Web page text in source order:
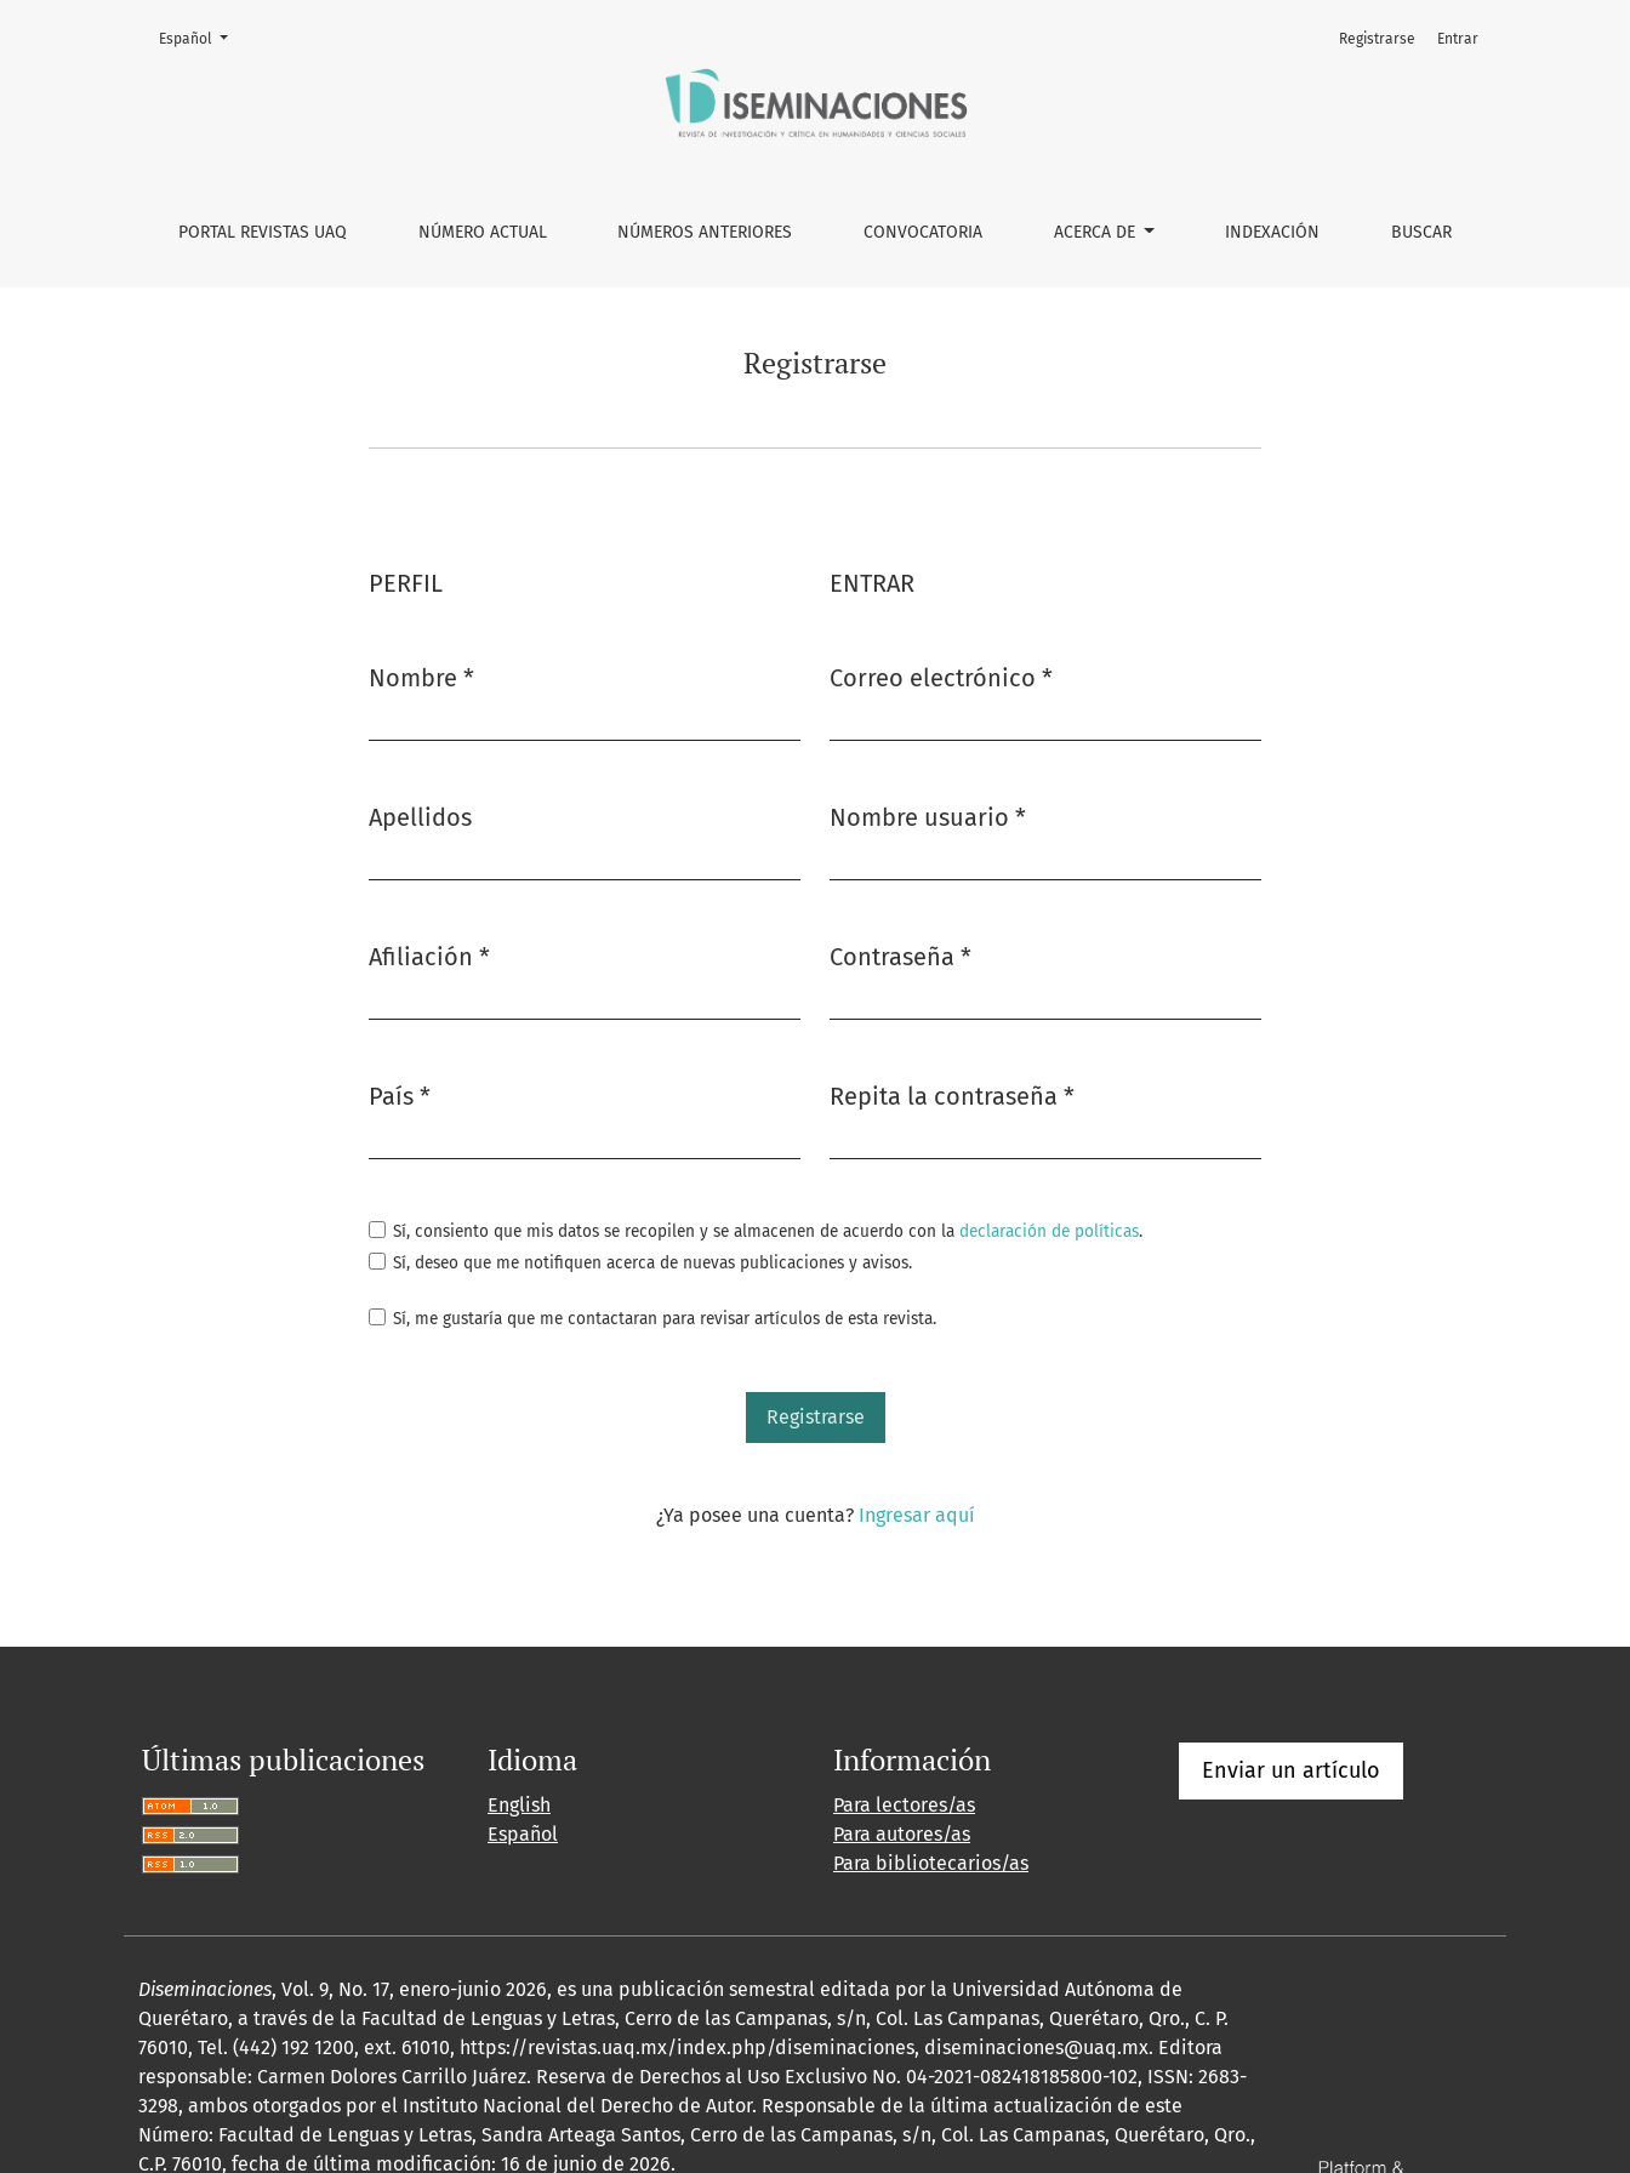
Registrarse
PORTAL REVISTAS UAQ NÚMERO ACTUAL NÚMEROS ANTERIORES CONVOCATORIA ACERCA DE INDEXACIÓN BUSCAR
Registrarse Entrar
Cambiar el idioma. El actual es:
Español
Registrarse
PERFIL
Nombre *
Apellidos
Afiliación *
País *
ENTRAR
Correo electrónico *
Nombre usuario *
Contraseña *
Repita la contraseña *
Sí, consiento que mis datos se recopilen y se almacenen de acuerdo con la declaración de políticas.
Sí, deseo que me notifiquen acerca de nuevas publicaciones y avisos.
Sí, me gustaría que me contactaran para revisar artículos de esta revista.
Registrarse
¿Ya posee una cuenta? Ingresar aquí
Últimas publicaciones Idioma
English
Español
Información
Para lectores/as
Para autores/as
Para bibliotecarios/as
Enviar un artículo
Diseminaciones, Vol. 9, No. 17, enero-junio 2026, es una publicación semestral editada por la Universidad Autónoma de
Querétaro, a través de la Facultad de Lenguas y Letras, Cerro de las Campanas, s/n, Col. Las Campanas, Querétaro, Qro., C. P.
76010, Tel. (442) 192 1200, ext. 61010, https://revistas.uaq.mx/index.php/diseminaciones, diseminaciones@uaq.mx. Editora
responsable: Carmen Dolores Carrillo Juárez. Reserva de Derechos al Uso Exclusivo No. 04-2021-082418185800-102, ISSN: 2683-
3298, ambos otorgados por el Instituto Nacional del Derecho de Autor. Responsable de la última actualización de este
Número: Facultad de Lenguas y Letras, Sandra Arteaga Santos, Cerro de las Campanas, s/n, Col. Las Campanas, Querétaro, Qro.,
C.P. 76010, fecha de última modificación: 16 de junio de 2026.